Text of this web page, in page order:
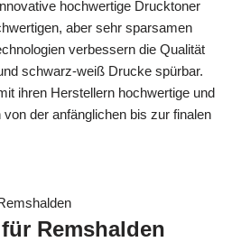
hochwertige Drucktoner
aber sehr sparsamen
verbessern die Qualität
schwarz-weiß Drucke spürbar.
ihren Herstellern hochwertige und
der anfänglichen bis zur finalen
Remshalden